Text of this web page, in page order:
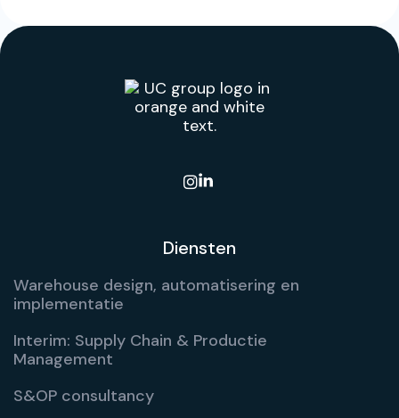

Diensten
Warehouse design, automatisering en
implementatie
Interim: Supply Chain & Productie
Management
S&OP consultancy